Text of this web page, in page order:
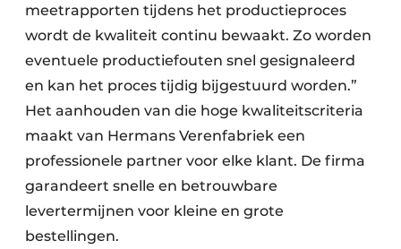
meetrapporten tijdens het productieproces
wordt de kwaliteit continu bewaakt. Zo worden
eventuele productiefouten snel gesignaleerd
en kan het proces tijdig bijgestuurd worden.”
Het aanhouden van die hoge kwaliteitscriteria
maakt van Hermans Verenfabriek een
professionele partner voor elke klant. De firma
garandeert snelle en betrouwbare
levertermijnen voor kleine en grote
bestellingen.